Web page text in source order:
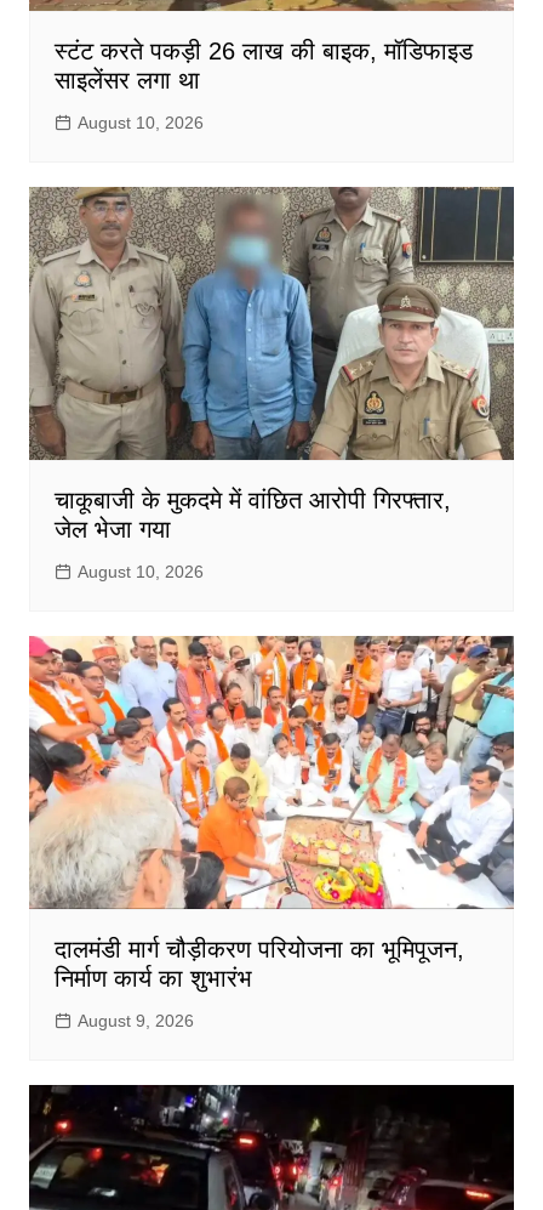
स्टंट करते पकड़ी 26 लाख की बाइक, मॉडिफाइड
साइलेंसर लगा था
August 10, 2026
चाकूबाजी के मुकदमे में वांछित आरोपी गिरफ्तार,
जेल भेजा गया
August 10, 2026
दालमंडी मार्ग चौड़ीकरण परियोजना का भूमिपूजन,
निर्माण कार्य का शुभारंभ
August 9, 2026